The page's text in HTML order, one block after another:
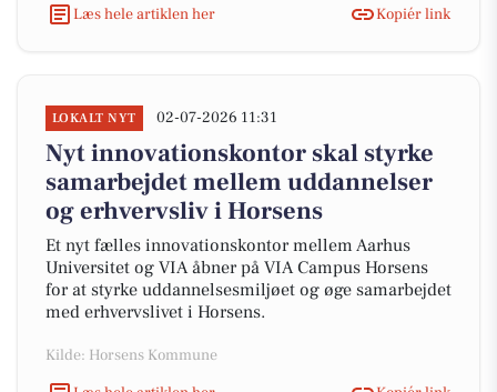
Læs hele artiklen her
Kopiér link
LOKALT NYT 02-07-2026 11:31
Nyt innovationskontor skal styrke
samarbejdet mellem uddannelser
og erhvervsliv i Horsens
Et nyt fælles innovationskontor mellem Aarhus
Universitet og VIA åbner på VIA Campus Horsens
for at styrke uddannelsesmiljøet og øge samarbejdet
med erhvervslivet i Horsens.
Kilde: Horsens Kommune